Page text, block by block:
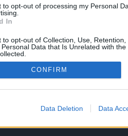
to opt-out of processing my Personal
In
to opt-out of Collection, Use,
Data that Is Unrelated with
Out
CONFIRM
Data Deletion Data
a lottónyereményhez,